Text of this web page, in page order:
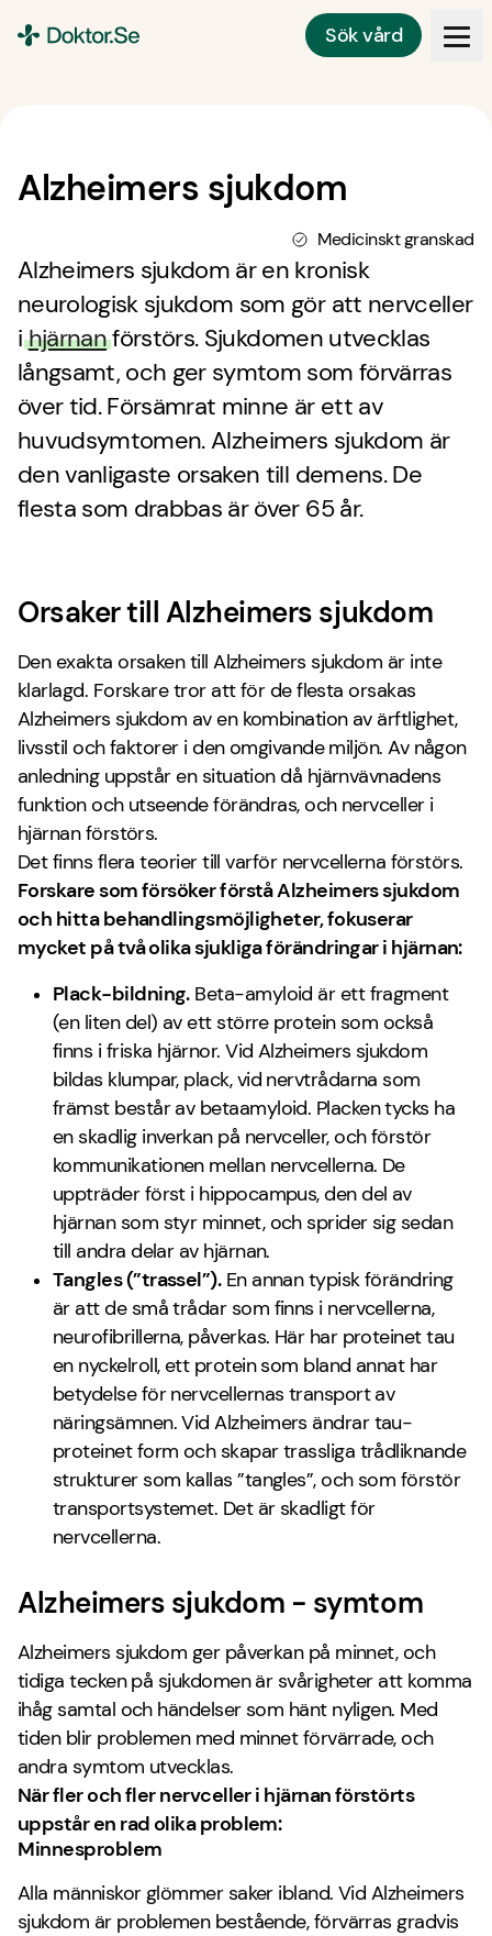
Sök vård
Alzheimers sjukdom
Medicinskt granskad
Alzheimers sjukdom är en kronisk
neurologisk sjukdom som gör att nervceller
ihjärnanförstörs. Sjukdomen utvecklas
långsamt, och ger symtom som förvärras
över tid. Försämrat minne är ett av
huvudsymtomen. Alzheimers sjukdom är
den vanligaste orsaken till demens. De
flesta som drabbas är över 65 år.
Orsaker till Alzheimers sjukdom
Den exakta orsaken till Alzheimers sjukdom är inte
klarlagd. Forskare tror att för de flesta orsakas
Alzheimers sjukdom av en kombination av ärftlighet,
livsstil och faktorer i den omgivande miljön. Av någon
anledning uppstår en situation då hjärnvävnadens
funktion och utseende förändras, och nervceller i
hjärnan förstörs.
Det finns flera teorier till varför nervcellerna förstörs.
Forskare som försöker förstå Alzheimers sjukdom
och hitta behandlingsmöjligheter, fokuserar
mycket på två olika sjukliga förändringar i hjärnan:
Plack-bildning.Beta-amyloid är ett fragment
(en liten del) av ett större protein som också
finns i friska hjärnor. Vid Alzheimers sjukdom
bildas klumpar, plack, vid nervtrådarna som
främst består av betaamyloid. Placken tycks ha
en skadlig inverkan på nervceller, och förstör
kommunikationen mellan nervcellerna. De
uppträder först i hippocampus, den del av
hjärnan som styr minnet, och sprider sig sedan
till andra delar av hjärnan.
Tangles (”trassel”).En annan typisk förändring
är att de små trådar som finns i nervcellerna,
neurofibrillerna, påverkas. Här har proteinet tau
en nyckelroll, ett protein som bland annat har
betydelse för nervcellernas transport av
näringsämnen. Vid Alzheimers ändrar tau-
proteinet form och skapar trassliga trådliknande
strukturer som kallas ”tangles”, och som förstör
transportsystemet. Det är skadligt för
nervcellerna.
Alzheimers sjukdom - symtom
Alzheimers sjukdom ger påverkan på minnet, och
tidiga tecken på sjukdomen är svårigheter att komma
ihåg samtal och händelser som hänt nyligen. Med
tiden blir problemen med minnet förvärrade, och
andra symtom utvecklas.
När fler och fler nervceller i hjärnan förstörts
uppstår en rad olika problem:
Minnesproblem
Alla människor glömmer saker ibland. Vid Alzheimers
sjukdom är problemen bestående, förvärras gradvis